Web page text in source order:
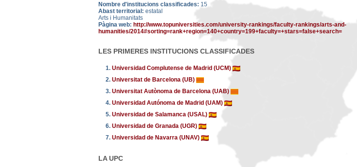
Nombre d'institucions classificades: 15
Abast territorial: estatal
Arts i Humanitats
Pàgina web: http://www.topuniversities.com/university-rankings/faculty-rankings/arts-and-
humanities/2014#sorting=rank+region=140+country=199+faculty=+stars=false+search=
LES PRIMERES INSTITUCIONS CLASSIFICADES
1. Universidad Complutense de Madrid (UCM)
2. Universitat de Barcelona (UB)
3. Universitat Autònoma de Barcelona (UAB)
4. Universidad Autónoma de Madrid (UAM)
5. Universidad de Salamanca (USAL)
6. Universidad de Granada (UGR)
7. Universidad de Navarra (UNAV)
LA UPC